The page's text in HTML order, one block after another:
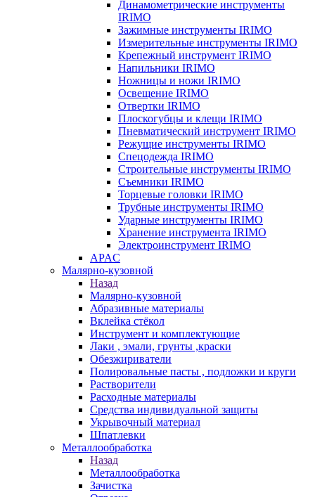
Динамометрические инструменты
IRIMO
Зажимные инструменты IRIMO
Измерительные инструменты IRIMO
Крепежный инструмент IRIMO
Напильники IRIMO
Ножницы и ножи IRIMO
Освещение IRIMO
Отвертки IRIMO
Плоскогубцы и клещи IRIMO
Пневматический инструмент IRIMO
Режущие инструменты IRIMO
Спецодежда IRIMO
Строительные инструменты IRIMO
Съемники IRIMO
Торцевые головки IRIMO
Трубные инструменты IRIMO
Ударные инструменты IRIMO
Хранение инструмента IRIMO
Электроинструмент IRIMO
APAC
Малярно-кузовной
Назад
Малярно-кузовной
Абразивные материалы
Вклейка стёкол
Инструмент и комплектующие
Лаки , эмали, грунты ,краски
Обезжириватели
Полировальные пасты , подложки и круги
Растворители
Расходные материалы
Средства индивидуальной защиты
Укрывочный материал
Шпатлевки
Металлообработка
Назад
Металлообработка
Зачистка